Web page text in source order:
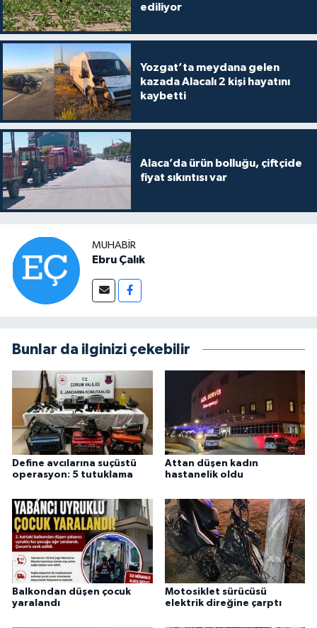
ediliyor
Yozgat’ta meydana gelen
kazada Alacalı 2 kişi hayatını
kaybetti
Alaca’da ürün bolluğu, çiftçide
fiyat sıkıntısı var
MUHABIR
Ebru Çalık
Bunlar da ilginizi çekebilir
Define avcılarına suçüstü
operasyon: 5 tutuklama
Attan düşen kadın
hastanelik oldu
Balkondan düşen çocuk
yaralandı
Motosiklet sürücüsü
elektrik direğine çarptı